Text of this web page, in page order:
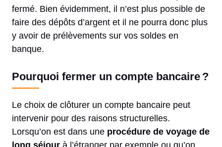
fermé. Bien évidemment, il n’est plus possible de
faire des dépôts d’argent et il ne pourra donc plus
y avoir de prélèvements sur vos soldes en
banque.
Pourquoi fermer un compte bancaire ?
Le choix de clôturer un compte bancaire peut
intervenir pour des raisons structurelles.
Lorsqu’on est dans une procédure de voyage de